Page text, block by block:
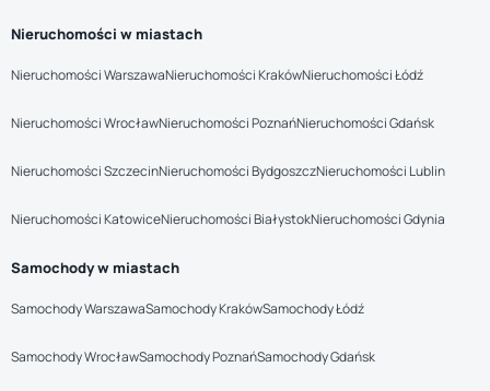
Nieruchomości w miastach
Nieruchomości WarszawaNieruchomości KrakówNieruchomości Łódź
Nieruchomości WrocławNieruchomości PoznańNieruchomości Gdańsk
Nieruchomości SzczecinNieruchomości BydgoszczNieruchomości Lublin
Nieruchomości KatowiceNieruchomości BiałystokNieruchomości Gdynia
Samochody w miastach
Samochody WarszawaSamochody KrakówSamochody Łódź
Samochody WrocławSamochody PoznańSamochody Gdańsk